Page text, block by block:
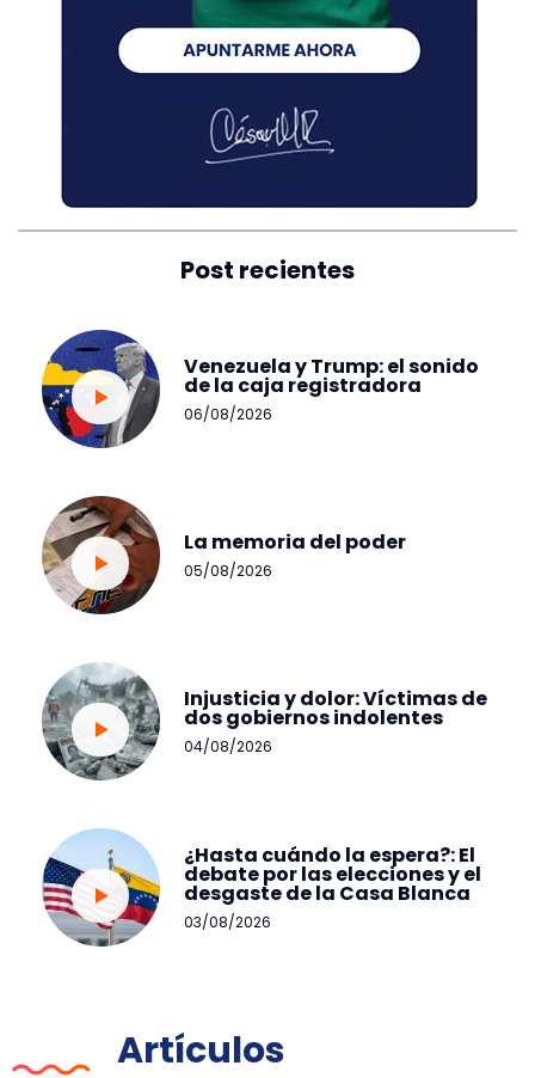
Post recientes
Venezuela y Trump: el sonido
de la caja registradora
06/08/2026
La memoria del poder
05/08/2026
Injusticia y dolor: Víctimas de
dos gobiernos indolentes
04/08/2026
¿Hasta cuándo la espera?: El
debate por las elecciones y el
desgaste de la Casa Blanca
03/08/2026
Artículos